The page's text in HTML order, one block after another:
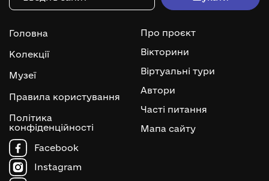
Головна
Колекції
Музеї
Правила користування
Політика
конфіденційності
Про проєкт
Вікторини
Віртуальні тури
Автори
Часті питання
Мапа сайту
Facebook
Instagram